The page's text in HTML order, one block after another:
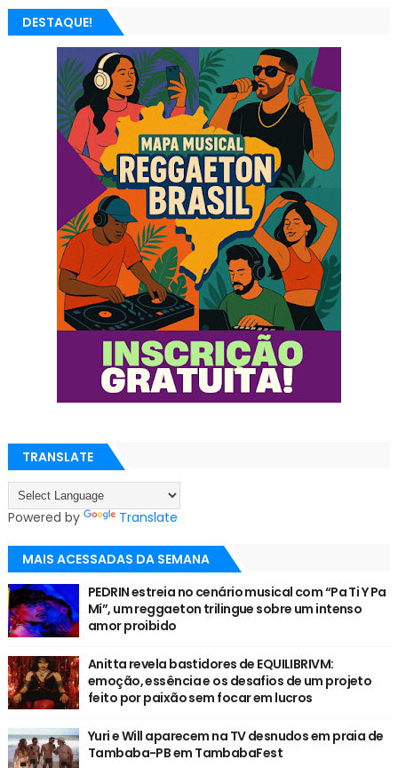
DESTAQUE!
TRANSLATE
Powered by Translate
MAIS ACESSADAS DA SEMANA
PEDRIN estreia no cenário musical com “Pa Ti Y Pa
Mí”, um reggaeton trilingue sobre um intenso
amor proibido
Anitta revela bastidores de EQUILIBRIVM:
emoção, essência e os desafios de um projeto
feito por paixão sem focar em lucros
Yuri e Will aparecem na TV desnudos em praia de
Tambaba-PB em TambabaFest